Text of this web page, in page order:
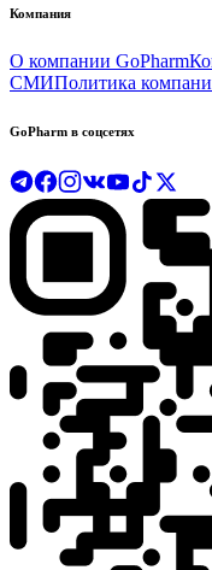
Компания
О компании GoPharm
СМИПолитика
GoPharm в соцсетях